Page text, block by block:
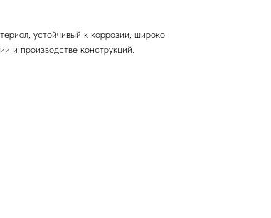
устойчивый к коррозии, широко
и производстве конструкций.